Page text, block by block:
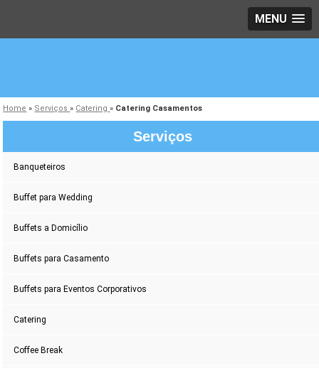
MENU
Home » Serviços» Catering» Catering Casamentos
Serviços
Banqueteiros
Buffet para Wedding
Buffets a Domicílio
Buffets para Casamento
Buffets para Eventos Corporativos
Catering
Coffee Break